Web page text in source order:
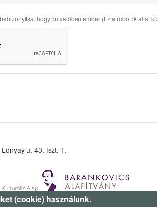
hogy ön valóban ember (Ez a robotok által
u. 43. fszt. 1.
(cookie) használunk.